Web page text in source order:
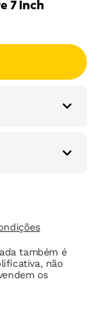
7 Inch
também é
não
os